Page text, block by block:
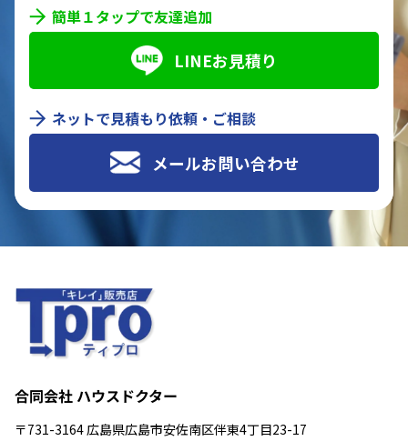
簡単１タップで友達追加
LINEお見積り
ネットで見積もり依頼・ご相談
メールお問い合わせ
合同会社 ハウスドクター
〒731-3164 広島県広島市安佐南区伴東4丁目23-17